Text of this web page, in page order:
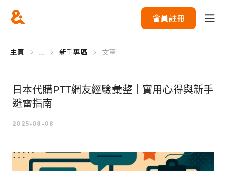
會員註冊
主頁 ... 新手專區 文章
日本代購PTT網友經驗彙整｜實用心得與新手
避雷指南
2025-08-08